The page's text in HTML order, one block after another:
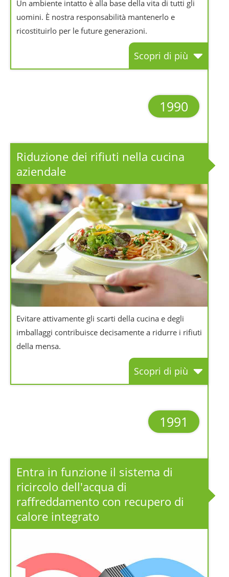
Un ambiente intatto è alla base della vita di tutti gli
uomini. È nostra responsabilità mantenerlo e
ricostituirlo per le future generazioni.
Scopri di più
1990
Riduzione dei rifiuti nella cucina
aziendale
Evitare attivamente gli scarti della cucina e degli
imballaggi contribuisce decisamente a ridurre i rifiuti
della mensa.
Scopri di più
1991
Entra in funzione il sistema di
ricircolo dell'acqua di
raffreddamento con recupero di
calore integrato